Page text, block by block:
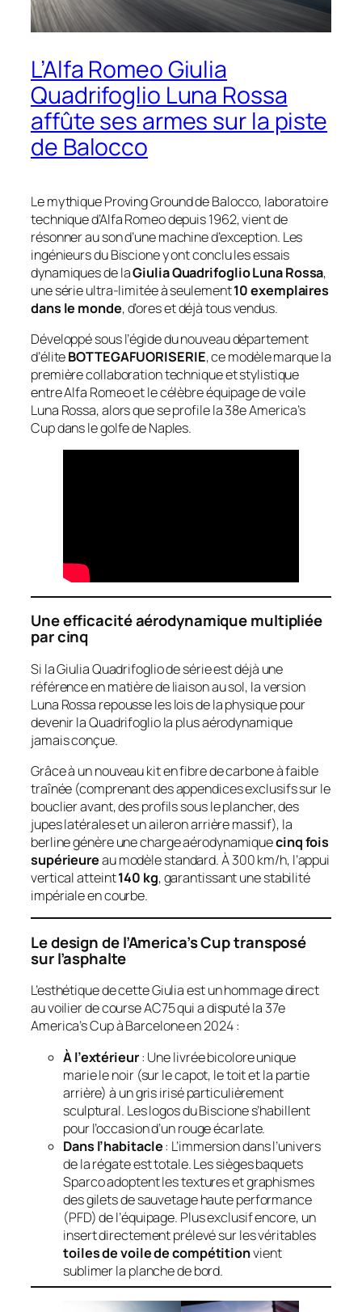
L’Alfa Romeo Giulia
Quadrifoglio Luna Rossa
affûte ses armes sur la piste
de Balocco
Le mythiqueProving Groundde Balocco, laboratoire
technique d’Alfa Romeo depuis 1962, vient de
résonner au son d’une machine d’exception. Les
ingénieurs du Biscione y ont conclu les essais
dynamiques de laGiulia Quadrifoglio Luna Rossa,
une série ultra-limitée à seulement10 exemplaires
dans le monde, d’ores et déjà tous vendus.
Développé sous l’égide du nouveau département
d’éliteBOTTEGAFUORISERIE, ce modèle marque la
première collaboration technique et stylistique
entre Alfa Romeo et le célèbre équipage de voile
Luna Rossa, alors que se profile la 38e America’s
Cup dans le golfe de Naples.
Une efficacité aérodynamique multipliée
par cinq
Si la Giulia Quadrifoglio de série est déjà une
référence en matière de liaison au sol, la version
Luna Rossa repousse les lois de la physique pour
devenir la Quadrifoglio la plus aérodynamique
jamais conçue.
Grâce à un nouveau kit en fibre de carbone à faible
traînée (comprenant des appendices exclusifs sur le
bouclier avant, des profils sous le plancher, des
jupes latérales et un aileron arrière massif), la
berline génère une charge aérodynamiquecinq fois
supérieureau modèle standard. À 300 km/h, l’appui
vertical atteint140 kg, garantissant une stabilité
impériale en courbe.
Le design de l’America’s Cup transposé
sur l’asphalte
L’esthétique de cette Giulia est un hommage direct
au voilier de course AC75 qui a disputé la 37e
America’s Cup à Barcelone en 2024 :
À l’extérieur: Une livrée bicolore unique
marie le noir (sur le capot, le toit et la partie
arrière) à un gris irisé particulièrement
sculptural. Les logos du Biscione s’habillent
pour l’occasion d’un rouge écarlate.
Dans l’habitacle: L’immersion dans l’univers
de la régate est totale. Les sièges baquets
Sparco adoptent les textures et graphismes
des gilets de sauvetage haute performance
(PFD) de l’équipage. Plus exclusif encore, un
insert directement prélevé sur les véritables
toiles de voile de compétitionvient
sublimer la planche de bord.